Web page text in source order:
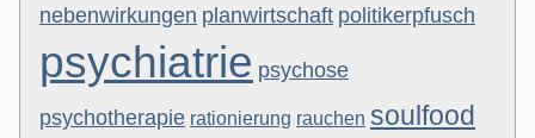
nebenwirkungen planwirtschaft politikerpfusch
psychiatrie psychose
psychotherapie rationierung rauchen soulfood